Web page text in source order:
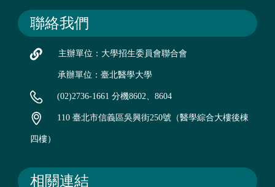
聯絡我們
主辦單位：大學招生委員會聯合會
承辦單位：臺北醫學大學
(02)2736-1661 分機8602、8604
110 臺北市信義區吳興街250號（醫學綜合大樓後棟
四樓）
相關連結